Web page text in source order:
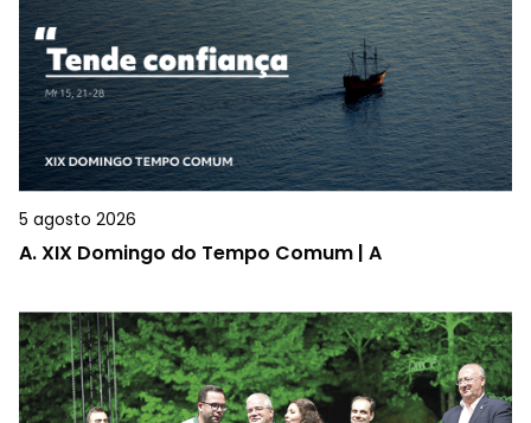
5 agosto 2026
A.XIX Domingo do Tempo Comum | A